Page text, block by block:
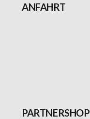
ANFAHRT
PARTNERSHOP